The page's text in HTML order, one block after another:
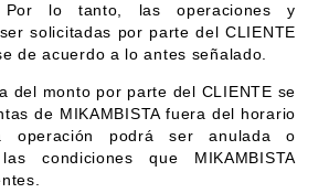
Por lo tanto, las operaciones y
solicitadas por parte del CLIENTE
de acuerdo a lo antes señalado.
del monto por parte del CLIENTE se
de MIKAMBISTA fuera del horario
operación podrá ser anulada o
condiciones que MIKAMBISTA